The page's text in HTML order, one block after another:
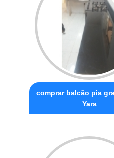
comprar balcão pia
Yara